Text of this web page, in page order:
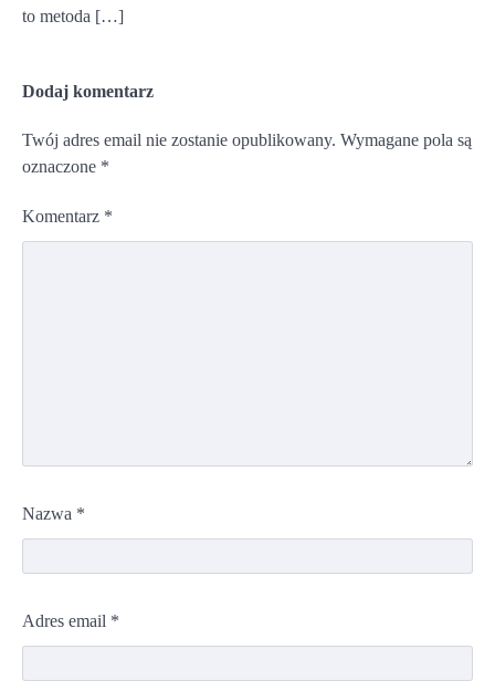
to metoda […]
Dodaj komentarz
Twój adres email nie zostanie opublikowany. Wymagane pola są
oznaczone *
Komentarz *
Nazwa *
Adres email *